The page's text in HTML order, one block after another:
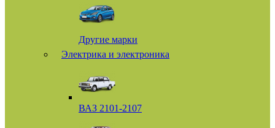
Другие марки
Электрика и электроника
ВАЗ 2101-2107